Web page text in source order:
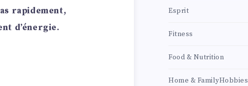
rapidement,
d’énergie.
Esprit
Fitness
Food & Nutrition
Home & FamilyHobbies